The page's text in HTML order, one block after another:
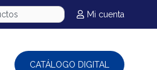
Mi cuenta
CATÁLOGO DIGITAL